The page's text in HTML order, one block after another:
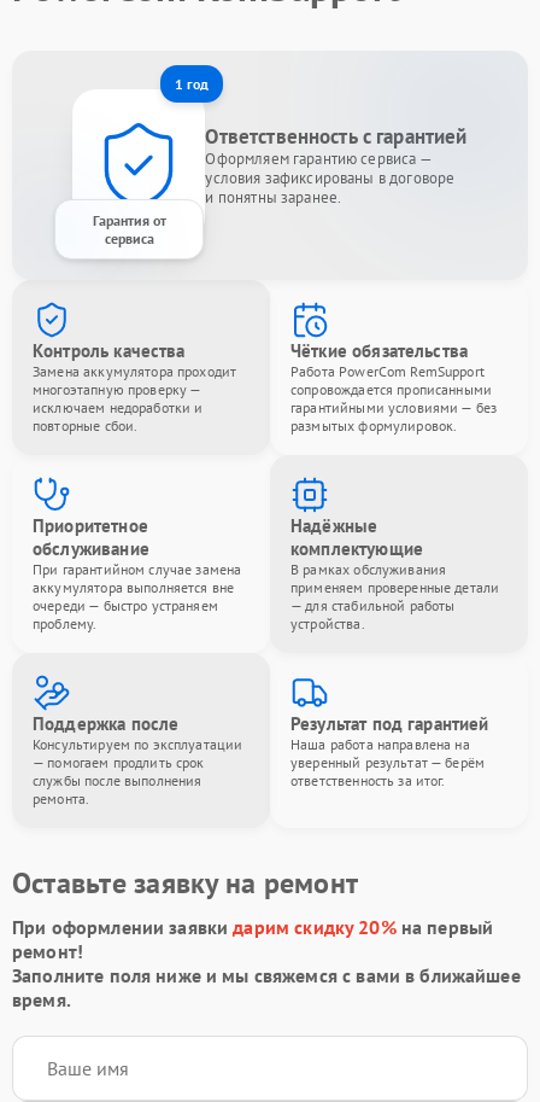
1 год
Гарантия от
сервиса
Ответственность с гарантией
Оформляем гарантию сервиса —
условия зафиксированы в договоре
и понятны заранее.
Контроль качества
Замена аккумулятора проходит
многоэтапную проверку —
исключаем недоработки и
повторные сбои.
Чёткие обязательства
Работа PowerCom RemSupport
сопровождается прописанными
гарантийными условиями — без
размытых формулировок.
Приоритетное
обслуживание
При гарантийном случае замена
аккумулятора выполняется вне
очереди — быстро устраняем
проблему.
Надёжные
комплектующие
В рамках обслуживания
применяем проверенные детали
— для стабильной работы
устройства.
Поддержка после
Консультируем по эксплуатации
— помогаем продлить срок
службы после выполнения
ремонта.
Результат под гарантией
Наша работа направлена на
уверенный результат — берём
ответственность за итог.
Оставьте заявку на ремонт
При оформлении заявкидарим скидку 20%на первый
ремонт!
Заполните поля ниже и мы свяжемся с вами в ближайшее
время.